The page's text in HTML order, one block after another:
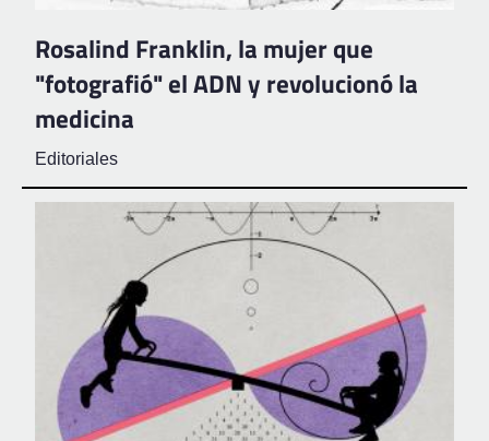
Rosalind Franklin, la mujer que
"fotografió" el ADN y revolucionó la
medicina
Editoriales